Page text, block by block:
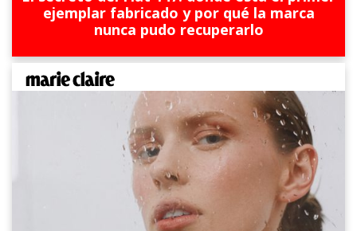
ejemplar fabricado y por qué la marca
nunca pudo recuperarlo